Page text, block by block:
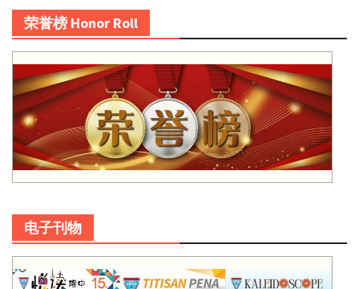
荣誉榜 Honor Roll
电子刊物